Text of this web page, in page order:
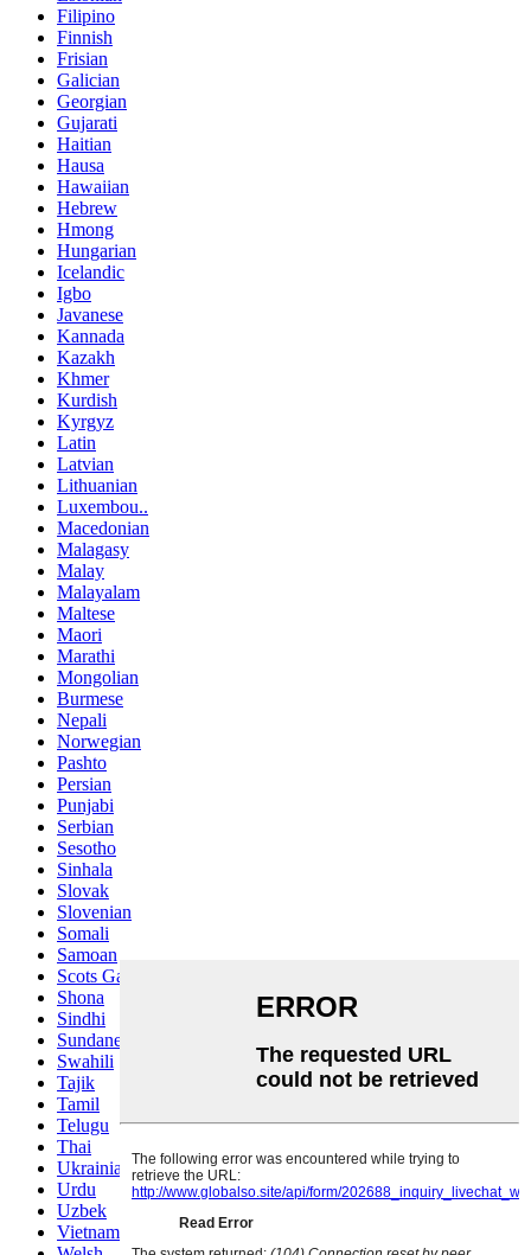
Filipino
Finnish
Frisian
Galician
Georgian
Gujarati
Haitian
Hausa
Hawaiian
Hebrew
Hmong
Hungarian
Icelandic
Igbo
Javanese
Kannada
Kazakh
Khmer
Kurdish
Kyrgyz
Latin
Latvian
Lithuanian
Luxembou..
Macedonian
Malagasy
Malay
Malayalam
Maltese
Maori
Marathi
Mongolian
Burmese
Nepali
Norwegian
Pashto
Persian
Punjabi
Serbian
Sesotho
Sinhala
Slovak
Slovenian
Somali
Samoan
Scots Gaelic
Shona
Sindhi
Sundanese
Swahili
Tajik
Tamil
Telugu
Thai
Ukrainian
Urdu
Uzbek
Vietnamese